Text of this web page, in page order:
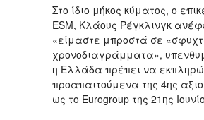
Στο ίδιο μήκος κύματος, ο
ESM, Κλάους Ρέγκλινγκ
«είμαστε μπροστά σε
χρονοδιαγράμματα»,
η Ελλάδα πρέπει να
προαπαιτούμενα της 4ης
ως το Eurogroup της 21ης